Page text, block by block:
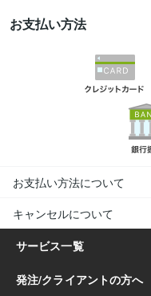
お支払い方法
お支払い方法について
キャンセルについて